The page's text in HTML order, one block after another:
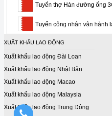
Tuyển thợ Hàn đường ống
Tuyển công nhân vận hành
XUẤT KHẨU LAO ĐỘNG
Xuất khẩu lao động Đài Loan
Xuất khẩu lao động Nhật Bản
Xuất khẩu lao động Macao
Xuất khẩu lao động Malaysia
Xuất khẩu lao động Trung Đông